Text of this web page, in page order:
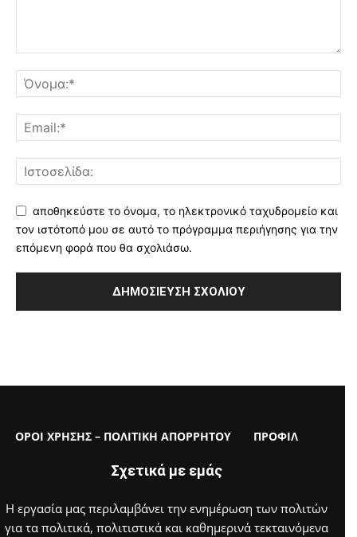
αποθηκεύστε το όνομα, το ηλεκτρονικό ταχυδρομείο και
τον ιστότοπό μου σε αυτό το πρόγραμμα περιήγησης για την
επόμενη φορά που θα σχολιάσω.
ΟΡΟΙ ΧΡΗΣΗΣ – ΠΟΛΙΤΙΚΗ ΑΠΟΡΡΗΤΟΥ ΠΡΟΦΙΛ
Σχετικά με εμάς
Η εργασία μας περιλαμβάνει την ενημέρωση των πολιτών
για τα πολιτικά, πολιτιστικά και καθημερινά τεκταινόμενα